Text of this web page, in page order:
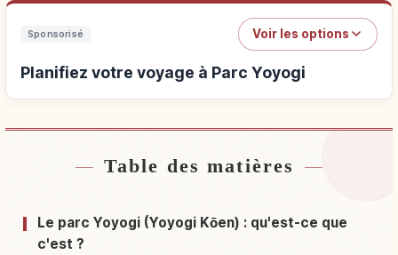
Sponsorisé Voir les options
Planifiez votre voyage à Parc Yoyogi
Hébergements près de Parc Yoyogi↗
Activités à Parc Yoyogi↗
Table des matières
Le parc Yoyogi (Yoyogi Kōen) : qu'est-ce que
c'est ?